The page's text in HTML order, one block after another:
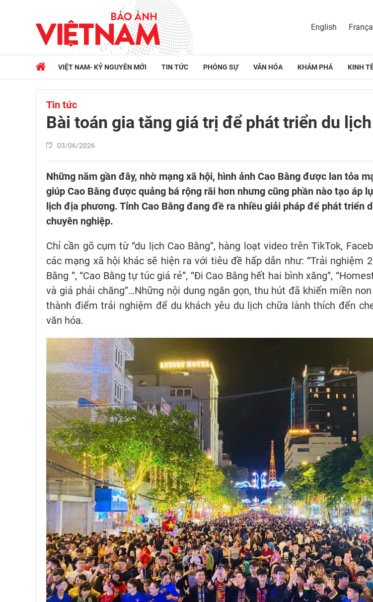
English
VIỆT NAM- KỶ NGUYÊN MỚI TIN TỨC PHÓNG SỰ VĂN HÓA KHÁM PHÁ KINH
Tin tức
Bài toán gia tăng giá trị để phát triển du
03/06/2026
Những năm gần đây, nhờ mạng xã hội, hình ảnh Cao Bằng được lan tỏa
giúp Cao Bằng được quảng bá rộng rãi hơn nhưng cũng phần nào tạo áp
lịch địa phương. Tỉnh Cao Bằng đang đề ra nhiều giải pháp để phát triển
chuyên nghiệp.
Chỉ cần gõ cụm từ “du lịch Cao Bằng”, hàng loạt video trên TikTok,
các mạng xã hội khác sẽ hiện ra với tiêu đề hấp dẫn như: “Trải nghiệm
Bằng ”, “Cao Bằng tự túc giá rẻ”, “Đi Cao Bằng hết hai bình xăng”,
và giá phải chăng”…Những nội dung ngắn gọn, thu hút đã khiến miền
thành điểm trải nghiệm để du khách yêu du lịch chữa lành thích đến
văn hóa.